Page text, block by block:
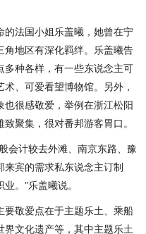
的法国小姐乐盖曦，她曾在宁
角地区有深化羁绊。乐盖曦告
多种各样，有一些东说念主可
、可爱看望博物馆。另外，
很感敬爱，举例在浙江松阳
聚集，很对番邦游客胃口。
会计较去外滩、南京东路、豫
宾的需求私东说念主订制
。”乐盖曦说。
要敬爱点在于主题乐土、乘船
文化遗产等，其中主题乐土